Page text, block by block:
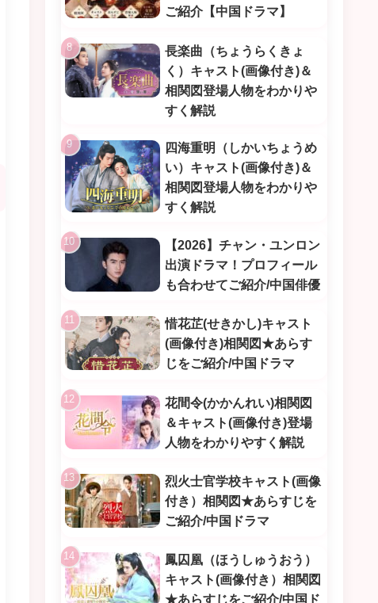
ご紹介【中国ドラマ】
長楽曲（ちょうらくきょ
く）キャスト(画像付き)＆
相関図登場人物をわかりや
すく解説
四海重明（しかいちょうめ
い）キャスト(画像付き)＆
相関図登場人物をわかりや
すく解説
【2026】チャン・ユンロン
出演ドラマ！プロフィール
も合わせてご紹介/中国俳優
惜花芷(せきかし)キャスト
(画像付き)相関図★あらす
じをご紹介/中国ドラマ
花間令(かかんれい)相関図
＆キャスト(画像付き)登場
人物をわかりやすく解説
烈火士官学校キャスト(画像
付き）相関図★あらすじを
ご紹介/中国ドラマ
鳳囚凰（ほうしゅうおう）
キャスト(画像付き）相関図
★あらすじをご紹介/中国ド